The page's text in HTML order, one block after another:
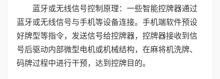
蓝牙或无线信号控制原理：一些智能控牌器通过
蓝牙或无线信号与手机等设备连接。手机端软件预设
好牌型等指令，发送信号给控牌器，控牌器接收到信
号后驱动内部微型电机或机械结构，在麻将机洗牌、
码牌过程中进行干预，达到控牌目的。